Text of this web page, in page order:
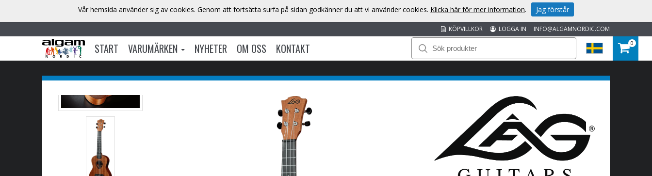
INFO@ALGAMNORDIC.COM
LOGGA IN
KÖPVILLKOR
START VARUMÄRKEN NYHETER OM OSS KONTAKT 0
Vår hemsida använder sig av cookies. Genom att fortsätta surfa på sidan godkänner du att vi använder cookies. Klicka här för mer information. Jag förstår